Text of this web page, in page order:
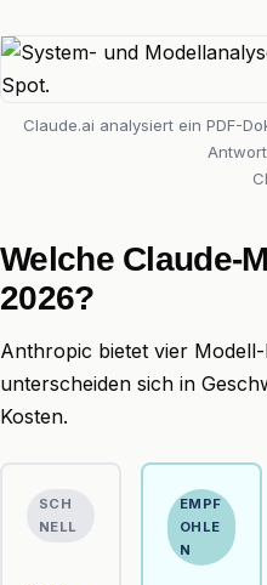
Claude.ai analysiert ein PDF-
Welche Claude-
2026?
Anthropic bietet vier Modell-
unterscheiden sich in
Kosten.
SCH
NELL
EMPF
OHLE
N